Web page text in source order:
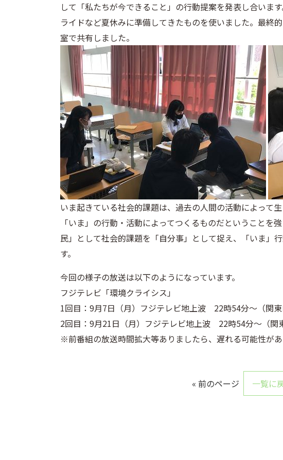
して「私たちが今できること」の行動提案を発表し合いま
ライドなど夏休みに準備してきたものを使いました。最終
室で共有しました。
いま起きている社会的課題は、過去の人間の活動によって
「いま」の行動・活動によってつくるものだということ
民」として社会的課題を「自分事」として捉え、「いま」
す。
今回の様子の放送は以下のようになっています。
フジテレビ「環境クライシス」
1回目：9月7日（月）フジテレビ地上波 22時54分～（関東
2回目：9月21日（月）フジテレビ地上波 22時54分～（関
※前番組の放送時間拡大等ありましたら、遅れる可能性があ
« 前のページ 一覧に